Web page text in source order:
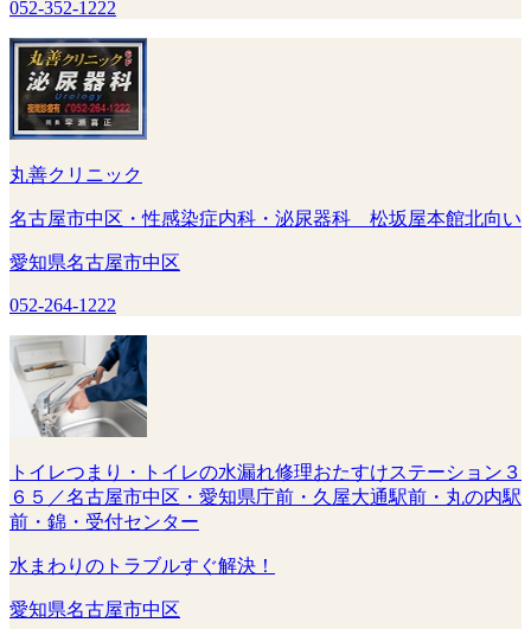
052-352-1222
丸善クリニック
名古屋市中区・性感染症内科・泌尿器科 松坂屋本館北向い
愛知県名古屋市中区
052-264-1222
トイレつまり・トイレの水漏れ修理おたすけステーション３
６５／名古屋市中区・愛知県庁前・久屋大通駅前・丸の内駅
前・錦・受付センター
水まわりのトラブルすぐ解決！
愛知県名古屋市中区